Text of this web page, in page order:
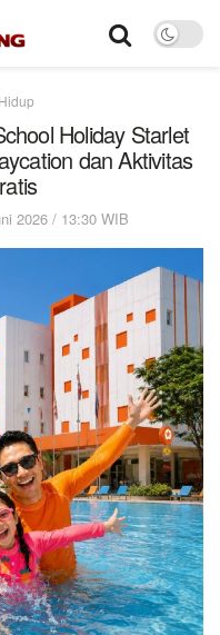
Holiday Starlet
dan Aktivitas
2026 / 13:30 WIB